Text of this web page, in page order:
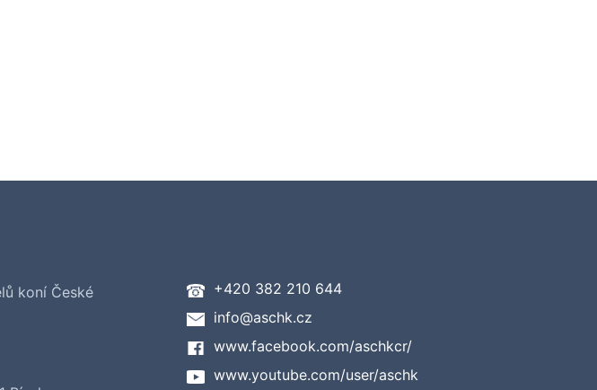
koní České
+420 382 210 644
info@aschk.cz
www.facebook.com/aschkcr/
www.youtube.com/user/aschk